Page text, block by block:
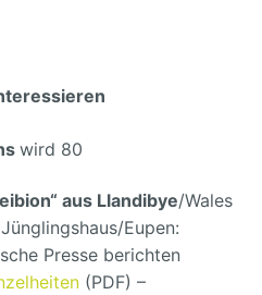
wird 80
aus Llandibye/Wales
Eupen:
Presse berichten
(PDF) –